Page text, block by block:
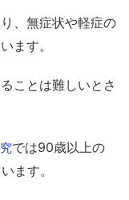
、無症状や軽症の
ます。
ことは難しいとさ
では90歳以上の
ます。